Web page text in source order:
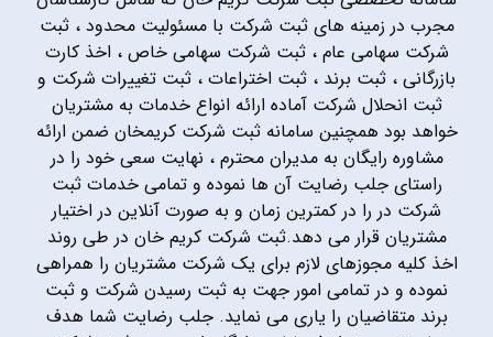
مجرب در زمینه های ثبت شرکت با مسئولیت محدود ، ثبت
شرکت سهامی عام ، ثبت شرکت سهامی خاص ، اخذ کارت
بازرگانی ، ثبت برند ، ثبت اختراعات ، ثبت تغییرات شرکت و
ثبت انحلال شرکت آماده ارائه انواع خدمات به مشتریان
خواهد بود همچنین سامانه ثبت شرکت کریمخان ضمن ارائه
مشاوره رایگان به مدیران محترم ، نهایت سعی خود را در
راستای جلب رضایت آن ها نموده و تمامی خدمات ثبت
شرکت در را در کمترین زمان و به صورت آنلاین در اختیار
مشتریان قرار می دهد.ثبت شرکت کریم خان در طی روند
اخذ کلیه مجوزهای لازم برای یک شرکت مشتریان را همراهی
نموده و در تمامی امور جهت به ثبت رسیدن شرکت و ثبت
برند متقاضیان را یاری می نماید. جلب رضایت شما هدف